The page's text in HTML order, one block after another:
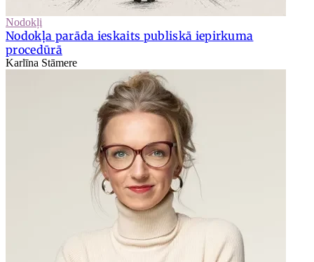
Nodokļi
Nodokļa parāda ieskaits publiskā iepirkuma
procedūrā
Karlīna Stāmere